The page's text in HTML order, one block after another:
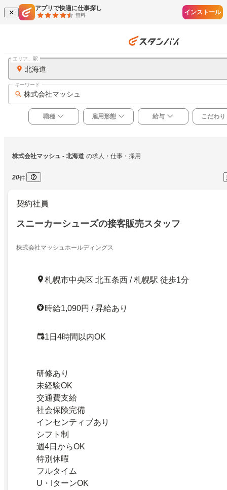
アプリで快適に仕事探し
無料 インストール
北海道
エリア、駅
株式会社マッシュ
キーワード
職種 雇用形態 給与 こだわり
株式会社マッシュ - 北海道 の求人・仕事・採用
20件
契約社員
スニーカーシューズの接客販売スタッフ
株式会社マッシュホールディングス
札幌市中央区 北五条西 / 札幌駅 徒歩1分
時給1,090円 / 昇給あり
1日4時間以内OK
研修あり
未経験OK
交通費支給
社会保険完備
インセンティブあり
シフト制
週4日からOK
特別休暇
フルタイム
U・IターンOK